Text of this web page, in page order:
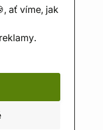
ať víme, jak